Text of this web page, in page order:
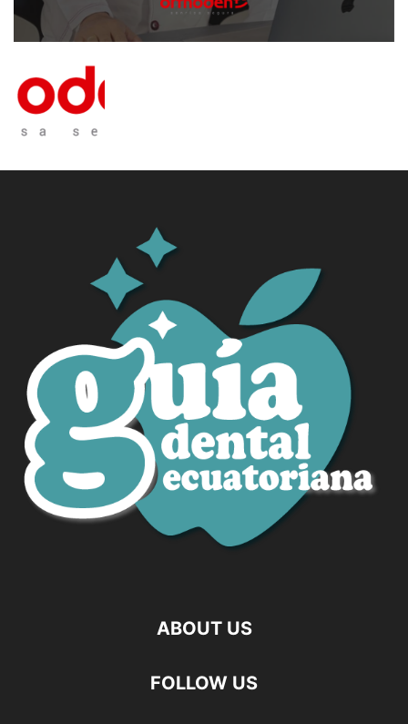
ABOUT US
FOLLOW US